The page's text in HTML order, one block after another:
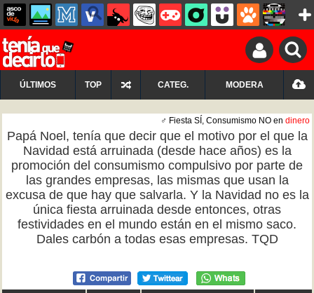
ÚLTIMOS TOP CATEG. MODERA
♂ Fiesta SÍ, Consumismo NO en dinero
Papá Noel, tenía que decir que el motivo por el que la
Navidad está arruinada (desde hace años) es la
promoción del consumismo compulsivo por parte de
las grandes empresas, las mismas que usan la
excusa de que hay que salvarla. Y la Navidad no es la
única fiesta arruinada desde entonces, otras
festividades en el mundo están en el mismo saco.
Dales carbón a todas esas empresas. TQD